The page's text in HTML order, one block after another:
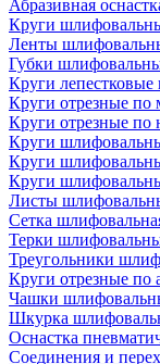
Абразивная
Круги
Ленты
Губки
Круги лепестковые
Круги отрезные по
Круги отрезные по
Круги
Круги
Круги
Листы
Сетка
Терки
Треугольники
Круги отрезные
Чашки
Шкурка
Оснастка
Соединения и